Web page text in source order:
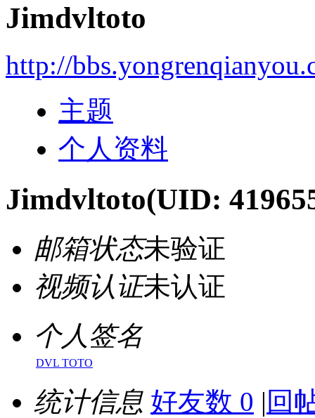
Jimdvltoto
http://
主题
个人资料
Jimdvltoto(UID:
邮箱状态未验证
视频认证未认证
个人签名
DVL TOTO
统计信息 好友数 0 | 回